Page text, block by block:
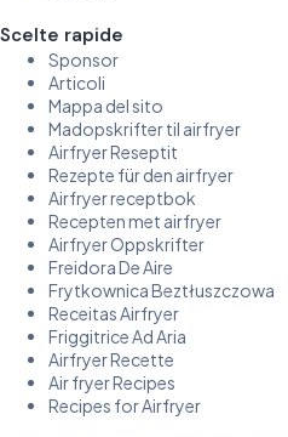
Scelte rapide
Sponsor
Articoli
Mappa del sito
Madopskrifter til airfryer
Airfryer Reseptit
Rezepte für den airfryer
Airfryer receptbok
Recepten met airfryer
Airfryer Oppskrifter
Freidora De Aire
Frytkownica Beztłuszczowa
Receitas Airfryer
Friggitrice Ad Aria
Airfryer Recette
Air fryer Recipes
Recipes for Airfryer